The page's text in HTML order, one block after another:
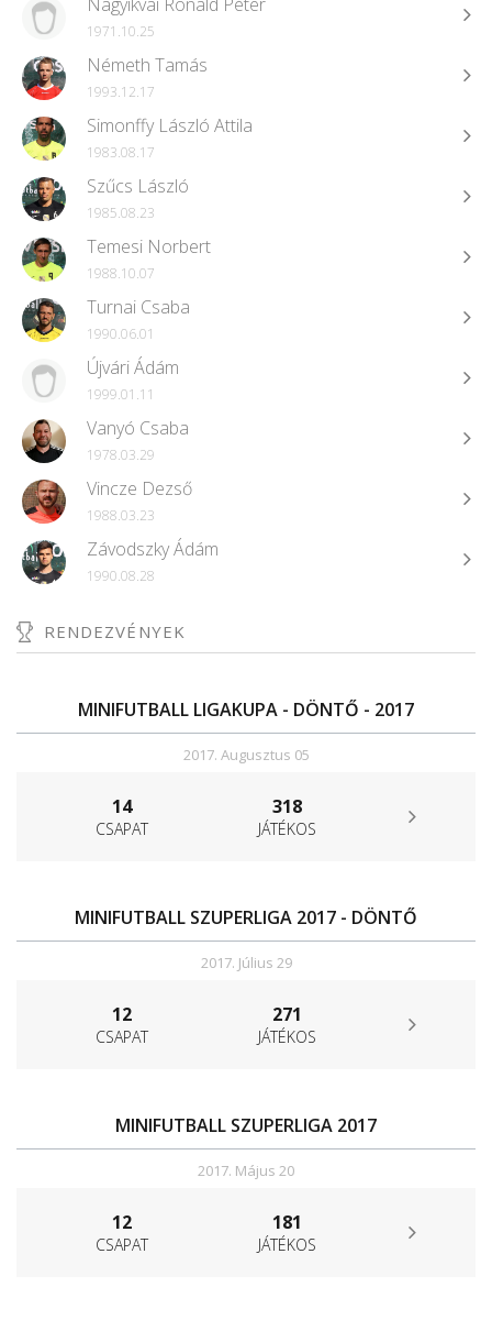
1971.10.25
Németh Tamás
1993.12.17
Simonffy László Attila
1983.08.17
Szűcs László
1985.08.23
Temesi Norbert
1988.10.07
Turnai Csaba
1990.06.01
Újvári Ádám
1999.01.11
Vanyó Csaba
1978.03.29
Vincze Dezső
1988.03.23
Závodszky Ádám
1990.08.28
RENDEZVÉNYEK
MINIFUTBALL LIGAKUPA - DÖNTŐ - 2017
2017. Augusztus 05
14
CSAPAT
318
JÁTÉKOS
MINIFUTBALL SZUPERLIGA 2017 - DÖNTŐ
2017. Július 29
12
CSAPAT
271
JÁTÉKOS
MINIFUTBALL SZUPERLIGA 2017
2017. Május 20
12
CSAPAT
181
JÁTÉKOS